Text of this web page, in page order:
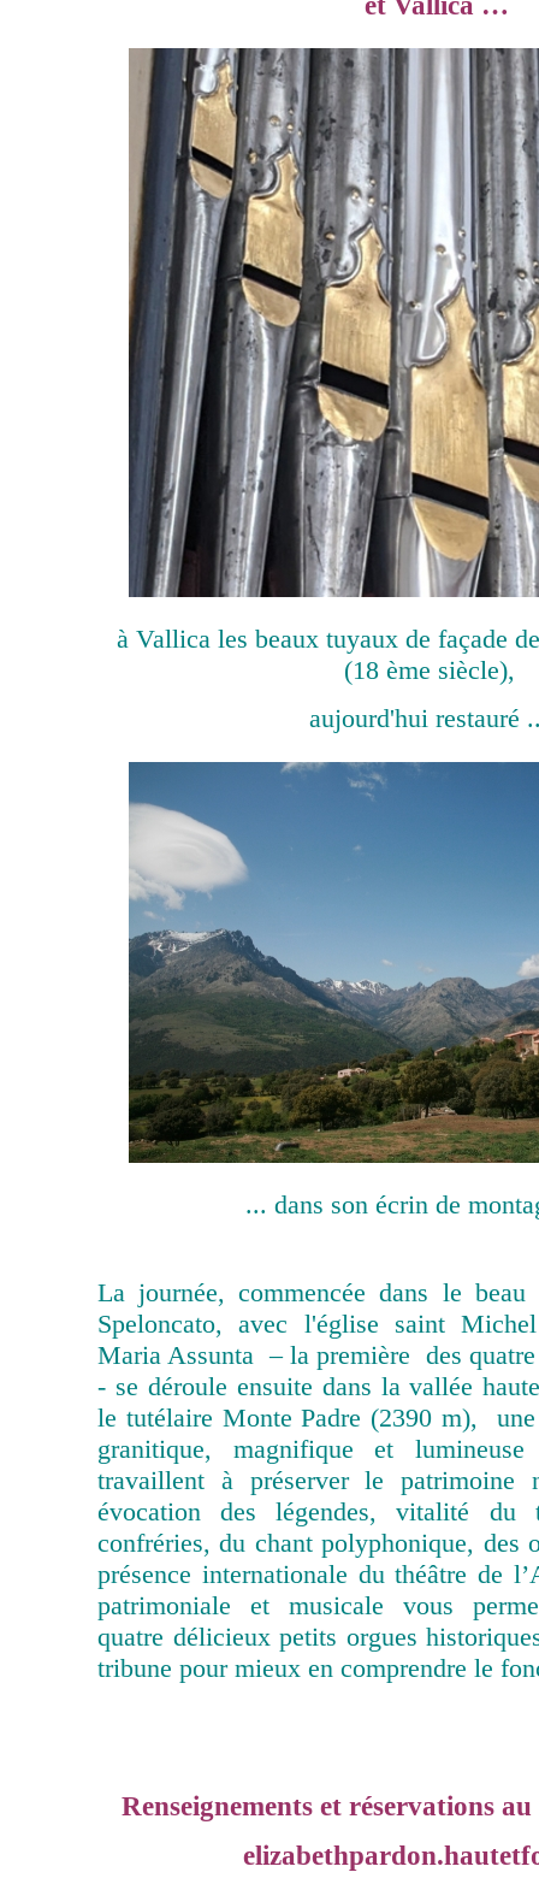
à Vallica les beaux tuyaux de façade
(18 ème siècle),
aujourd'hui restauré
... dans son écrin de
La journée, commencée dans le
Speloncato, avec l'église saint
Maria Assunta – la première des
- se déroule ensuite dans la vallée
le tutélaire Monte Padre (2390 m),
granitique, magnifique et
travaillent à préserver le patrimoine
évocation des légendes, vitalité
confréries, du chant polyphonique, des
présence internationale du théâtre de
patrimoniale et musicale vous
quatre délicieux petits orgues
tribune pour mieux en comprendre le
Renseignements et réservations